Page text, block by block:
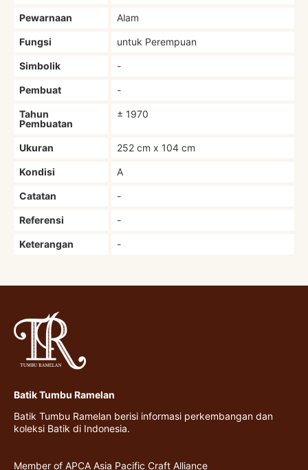
Pewarnaan Alam
Fungsi untuk Perempuan
Simbolik -
Pembuat -
Tahun
Pembuatan
± 1970
Ukuran 252 cm x 104 cm
Kondisi A
Catatan -
Referensi -
Keterangan -
Batik Tumbu Ramelan
Batik Tumbu Ramelan berisi informasi perkembangan dan
koleksi Batik di Indonesia.
Member of APCA Asia Pacific Craft Alliance